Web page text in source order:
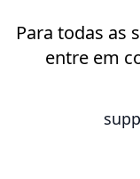
Para todas as
entre em